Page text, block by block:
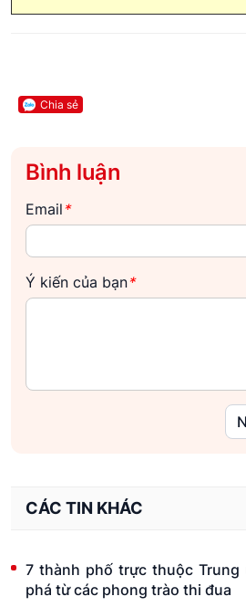
Chia sẻ
Bình luận
Email *
Ý kiến của bạn*
CÁC TIN KHÁC
7 thành phố trực thuộc
phá từ các phong trào thi đua